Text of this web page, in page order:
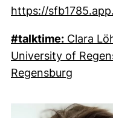
https://
#talktime: Clara
University of
Regensburg